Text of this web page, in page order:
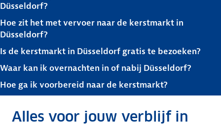
Düsseldorf?
Hoe zit het met vervoer naar de kerstmarkt in
Düsseldorf?
Is de kerstmarkt in Düsseldorf gratis te bezoeken?
Waar kan ik overnachten in of nabij Düsseldorf?
Hoe ga ik voorbereid naar de kerstmarkt?
Alles voor jouw verblijf in